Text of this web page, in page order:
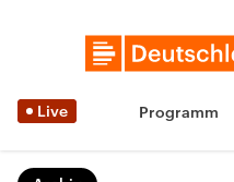
Live Programm